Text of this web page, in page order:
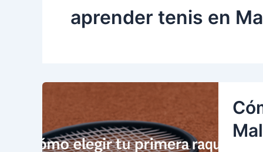
aprender tenis en